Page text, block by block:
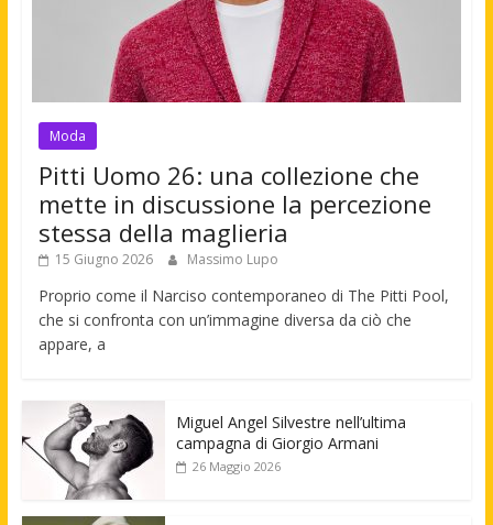
Moda
Pitti Uomo 26: una collezione che
mette in discussione la percezione
stessa della maglieria
15 Giugno 2026 Massimo Lupo
Proprio come il Narciso contemporaneo di The Pitti Pool,
che si confronta con un’immagine diversa da ciò che
appare, a
Miguel Angel Silvestre nell’ultima
campagna di Giorgio Armani
26 Maggio 2026